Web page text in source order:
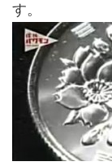
す。